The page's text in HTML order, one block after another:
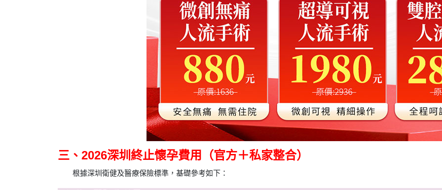
三、2026深圳終止懷孕費用（官方＋私家整合）
根據深圳衛健及醫療保險標準，基礎參考如下：